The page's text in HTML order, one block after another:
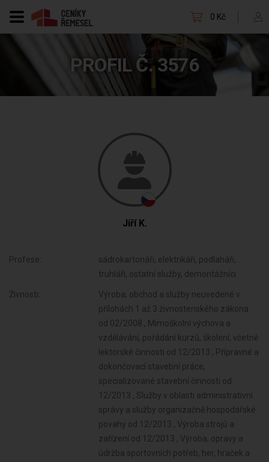
0 Kč
PROFIL Č. 3576
Jiří K.
Profese:
sádrokartonáři, elektrikáři, podlaháři,
truhláři, ostatní služby, demontážníci
Živnosti:
Výroba, obchod a služby neuvedené v
přílohách 1 až 3 živnostenského zákona
od 02/2008 , Mimoškolní výchova a
vzdělávání, pořádání kurzů, školení, včetně
lektorské činnosti od 12/2013 , Přípravné a
dokončovací stavební práce,
specializované stavební činnosti od
12/2013 , Služby v oblasti administrativní
správy a služby organizačně hospodářské
povahy od 12/2013 , Výroba strojů a
zařízení od 12/2013 , Výroba, opravy a
údržba sportovních potřeb, her, hraček a